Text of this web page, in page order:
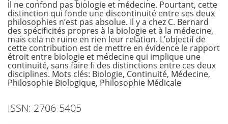
il ne confond pas biologie et médecine. Pourtant, cette
distinction qui fonde une discontinuité entre ses deux
philosophies n’est pas absolue. Il y a chez C. Bernard
des spécificités propres à la biologie et à la médecine,
mais cela ne ruine en rien leur relation. L’objectif de
cette contribution est de mettre en évidence le rapport
étroit entre biologie et médecine qui implique une
continuité, sans faire fi des distinctions entre ces deux
disciplines. Mots clés: Biologie, Continuité, Médecine,
Philosophie Biologique, Philosophie Médicale
ISSN: 2706-5405